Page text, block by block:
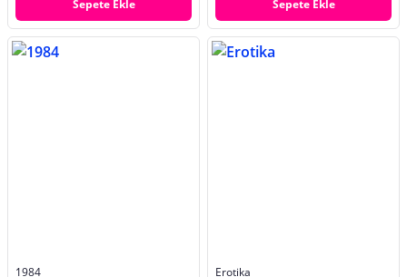
Sepete Ekle Sepete Ekle
1984
Erotika